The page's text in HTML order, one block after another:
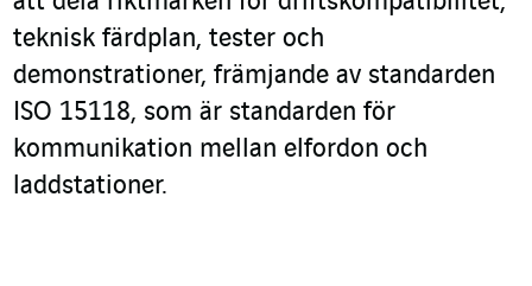
teknisk färdplan, tester och
demonstrationer, främjande av standarden
ISO 15118, som är standarden för
kommunikation mellan elfordon och
laddstationer.